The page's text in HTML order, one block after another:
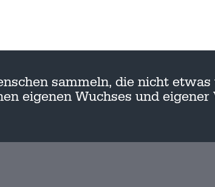
sammeln, die nicht
eigenen Wuchses und